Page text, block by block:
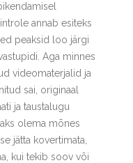
annab esiteks
peaksid loo järgi
Aga minnes
videomaterjalid ja
sai, originaal
ja taustalugu
olema mõnes
jätta kovertimata,
kui tekib soov või